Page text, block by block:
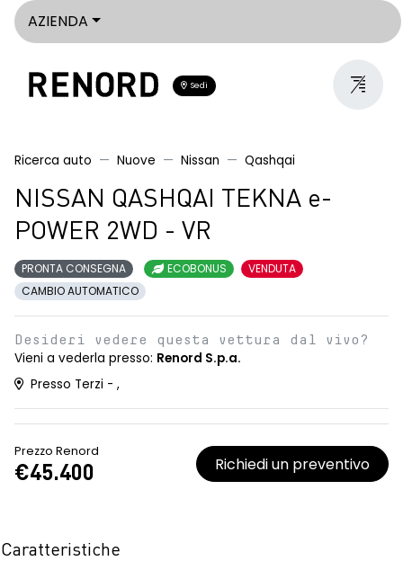
AZIENDA
Sedi
Ricerca auto Nuove Nissan Qashqai
NISSAN QASHQAI TEKNA e-
POWER 2WD - VR
PRONTA CONSEGNA ECOBONUS
VENDUTA
CAMBIO AUTOMATICO
Desideri vedere questa vettura dal vivo?
Vieni a vederla presso: Renord S.p.a.
Presso Terzi - ,
Prezzo Renord
€45.400 Richiedi un preventivo
Caratteristiche